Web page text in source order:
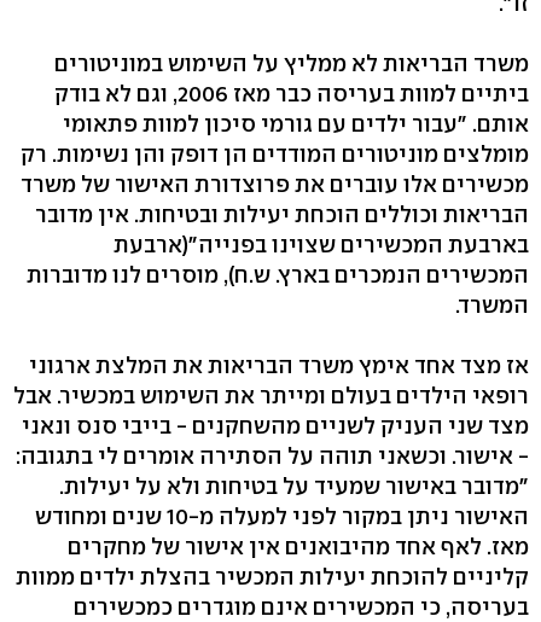
משרד הבריאות לא ממליץ על השימוש במוניטורים
ביתיים למוות בעריסה כבר מאז ‭,2006‬ וגם לא בודק
אותם. "עבור ילדים עם גורמי סיכון למוות פתאומי
מומלצים מוניטורים המודדים הן דופק והן נשימות. רק
מכשירים אלו עוברים את פרוצדורת האישור של משרד
הבריאות וכוללים הוכחת יעילות ובטיחות. אין מדובר
בארבעת המכשירים שצוינו בפנייה‭)"‬ארבעת
המכשירים הנמכרים בארץ. ש.ח‭,(‬ מוסרים לנו מדוברות
המשרד.
אז מצד אחד אימץ משרד הבריאות את המלצת ארגוני
רופאי הילדים בעולם ומייתר את השימוש במכשיר. אבל
מצד שני העניק לשניים מהשחקנים - בייבי סנס ונאני
- אישור. וכשאני תוהה על הסתירה אומרים לי בתגובה:
"מדובר באישור שמעיד על בטיחות ולא על יעילות.
האישור ניתן במקור לפני למעלה מ‭10-‬ שנים ומחודש
מאז. לאף אחד מהיבואנים אין אישור של מחקרים
קליניים להוכחת יעילות המכשיר בהצלת ילדים ממוות
בעריסה, כי המכשירים אינם מוגדרים כמכשירים